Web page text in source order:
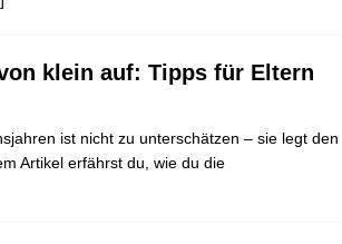
klein auf: Tipps für Eltern
ist nicht zu unterschätzen – sie legt den
Artikel erfährst du, wie du die